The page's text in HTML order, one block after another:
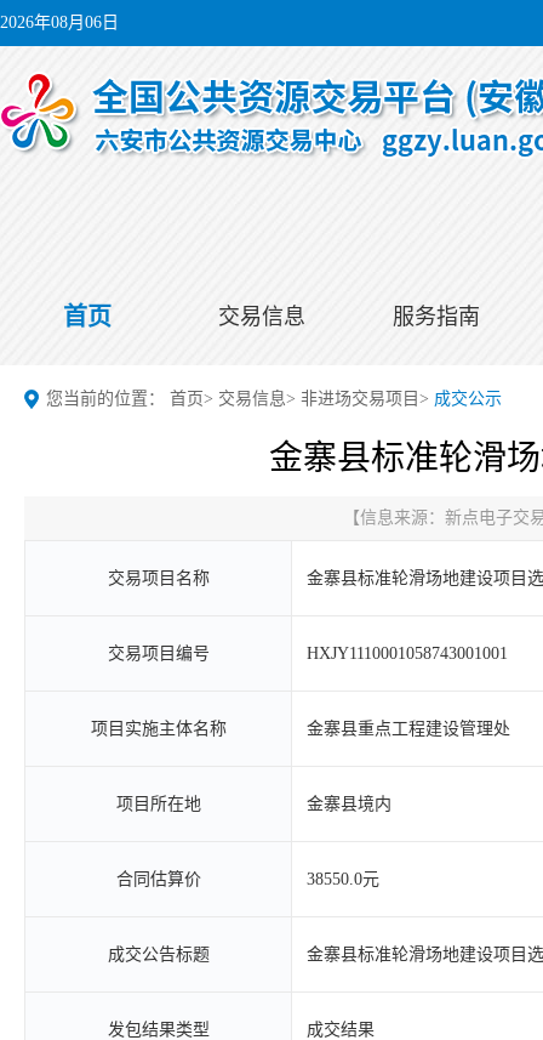
2026年08月06日
首页 交易信息 服务指南
您当前的位置： 首页> 交易信息> 非进场交易项目 > 成交公示
金寨县标准轮滑
【信息来源： 新点电子交
交易项目名称 金寨县标准轮滑场地建设项目
交易项目编号 HXJY1110001058743001001
项目实施主体名称 金寨县重点工程建设管理处
项目所在地 金寨县境内
合同估算价 38550.0元
成交公告标题 金寨县标准轮滑场地建设项目
发包结果类型 成交结果